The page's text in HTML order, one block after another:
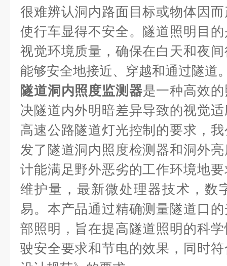
很难辨认洞内路面目标或物体因
使行车显得不安全。隧道照明目
视觉环境质量，确保在白天和夜
能够安全地接近、穿越和通过隧道
隧道洞内照度监测器是一种高效
决隧道内外明暗差异导致的视觉
高速公路隧道灯光控制的要求，
发了隧道洞内照度检测器和洞外
计能满足野外恶劣的工作环境地
维护量，最新微处理器技术，数
易。本产品通过精确测量隧道口
部照明，旨在提高隧道照明的科
驶安全要求和节电的效果，同时